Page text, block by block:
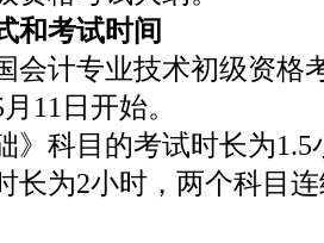
考试时间
计专业技术初级资格
11日开始。
科目的考试时长为1.5
长为2小时，两个科目